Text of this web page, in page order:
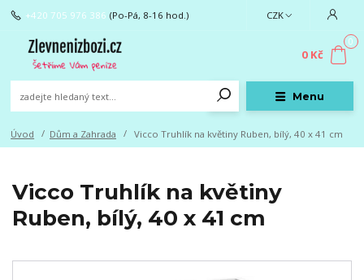
Menu
CZK
+420 705 976 386 (Po-Pá, 8-16 hod.)
0
0 Kč
Úvod Dům a Zahrada Vicco Truhlík na květiny Ruben, bílý, 40 x 41 cm
Vicco Truhlík na květiny
Ruben, bílý, 40 x 41 cm